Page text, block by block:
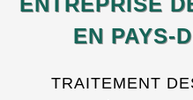
EN PAYS-
TRAITEMENT